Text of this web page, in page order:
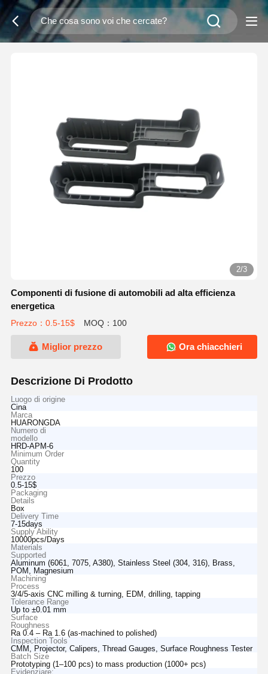
2/3
Componenti di fusione di automobili ad alta efficienza
energetica
Prezzo：0.5-15$ MOQ：100
Miglior prezzo Ora chiacchieri
Descrizione Di Prodotto
Luogo di origine
Cina
Marca
HUARONGDA
Numero di
modello
HRD-APM-6
Minimum Order
Quantity
100
Prezzo
0.5-15$
Packaging
Details
Box
Delivery Time
7-15days
Supply Ability
10000pcs/Days
Materials
Supported
Aluminum (6061, 7075, A380), Stainless Steel (304, 316), Brass,
POM, Magnesium
Machining
Process
3/4/5-axis CNC milling & turning, EDM, drilling, tapping
Tolerance Range
Up to ±0.01 mm
Surface
Roughness
Ra 0.4 – Ra 1.6 (as-machined to polished)
Inspection Tools
CMM, Projector, Calipers, Thread Gauges, Surface Roughness Tester
Batch Size
Prototyping (1–100 pcs) to mass production (1000+ pcs)
Evidenziare: